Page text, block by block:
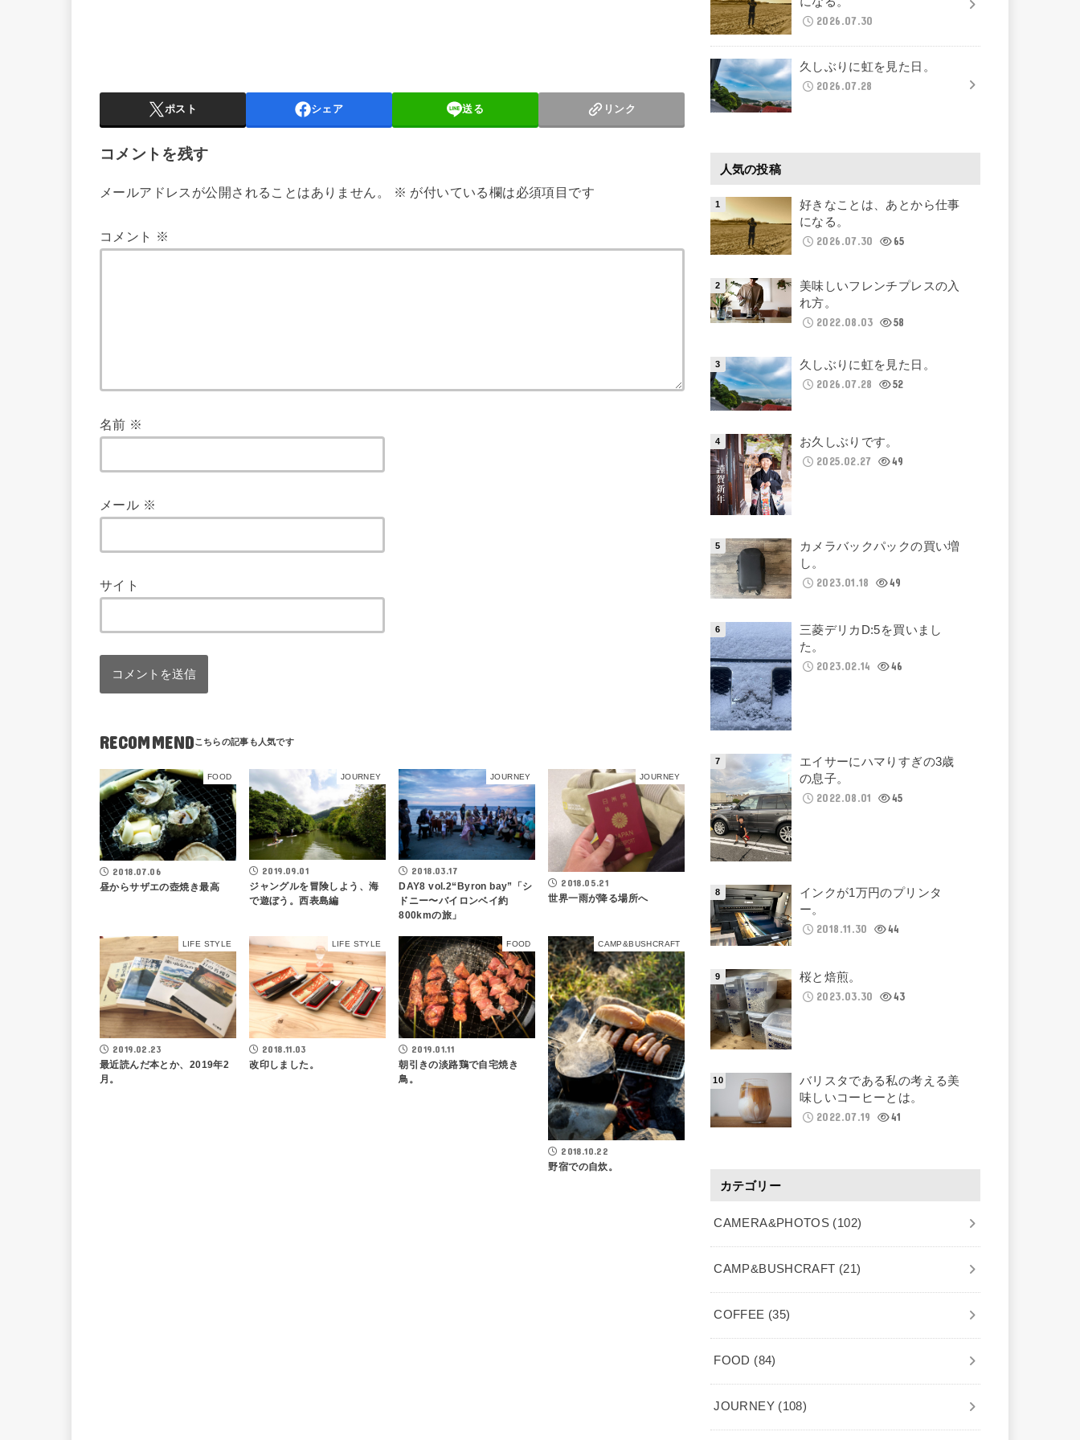
ポスト シェア 送る リンク
コメントを残す
メールアドレスが公開されることはありません。 ※ が付いている欄は必須項目です
コメント ※
名前 ※
メール ※
サイト
RECOMMEND
FOOD
2018.07.06
昼からサザエの壺焼き最高
JOURNEY
2019.09.01
ジャングルを冒険しよう、海
で遊ぼう。西表島編
JOURNEY
2018.03.17
DAY8 vol.2“Byron bay”「シ
ドニー〜バイロンベイ約
800kmの旅」
JOURNEY
2018.05.21
世界一雨が降る場所へ
LIFE STYLE
2019.02.23
最近読んだ本とか、2019年2
月。
LIFE STYLE
2018.11.03
改印しました。
FOOD
2019.01.11
朝引きの淡路鶏で自宅焼き
鳥。
CAMP&BUSHCRAFT
2018.10.22
野宿での自炊。
2026.07.30
久しぶりに虹を見た日。
2026.07.28
人気の投稿
好きなことは、あとから仕事
になる。
2026.07.30
65
美味しいフレンチプレスの入
れ方。
2022.08.03
58
久しぶりに虹を見た日。
2026.07.28
52
お久しぶりです。
2025.02.27
49
カメラバックパックの買い増
し。
2023.01.18
49
三菱デリカD:5を買いまし
た。
2023.02.14
46
エイサーにハマりすぎの3歳
の息子。
2022.08.01
45
インクが1万円のプリンタ
ー。
2018.11.30
44
桜と焙煎。
2023.03.30
43
バリスタである私の考える美
味しいコーヒーとは。
2022.07.19
41
カテゴリー
CAMERA&PHOTOS (102)
CAMP&BUSHCRAFT (21)
COFFEE (35)
FOOD (84)
JOURNEY (108)